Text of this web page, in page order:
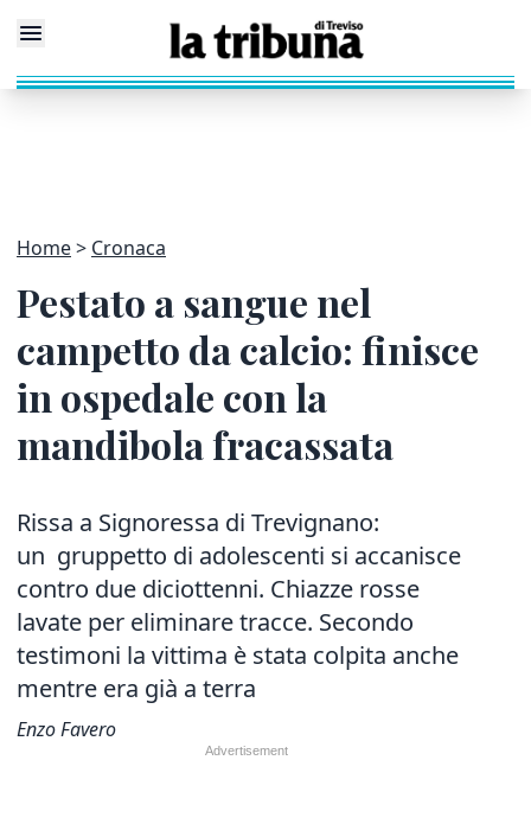
Home Cronaca
Pestato a sangue nel
campetto da calcio: finisce
in ospedale con la
mandibola fracassata
Rissa a Signoressa di Trevignano:
un gruppetto di adolescenti si accanisce
contro due diciottenni. Chiazze rosse
lavate per eliminare tracce. Secondo
testimoni la vittima è stata colpita anche
mentre era già a terra
Enzo Favero